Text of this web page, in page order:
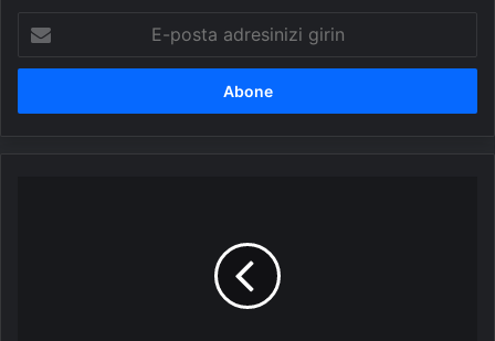
posta
adresinizi